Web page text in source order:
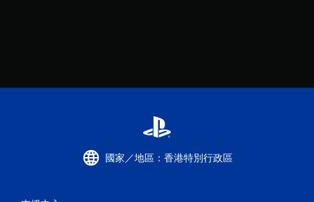
國家／地區：香港特別行政區